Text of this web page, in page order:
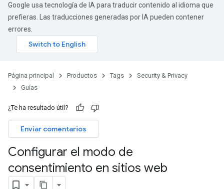
Google usa tecnología de IA para traducir contenido al idioma que
prefieras. Las traducciones generadas por IA pueden contener
errores.
Página principal Productos Tags
Security & Privacy
Guías
¿Te ha resultado útil?
Enviar comentarios
Configurar el modo de
consentimiento en sitios web